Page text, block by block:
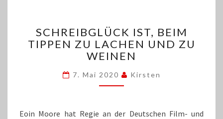
IST,
BEIM
TIPPEN
LACHEN
UND
SCHREIBGLÜCK IST, BEIM
TIPPEN ZU LACHEN UND ZU
WEINEN
7. Mai 2020 Kirsten
Eoin Moore hat Regie an der Deutschen Film- und